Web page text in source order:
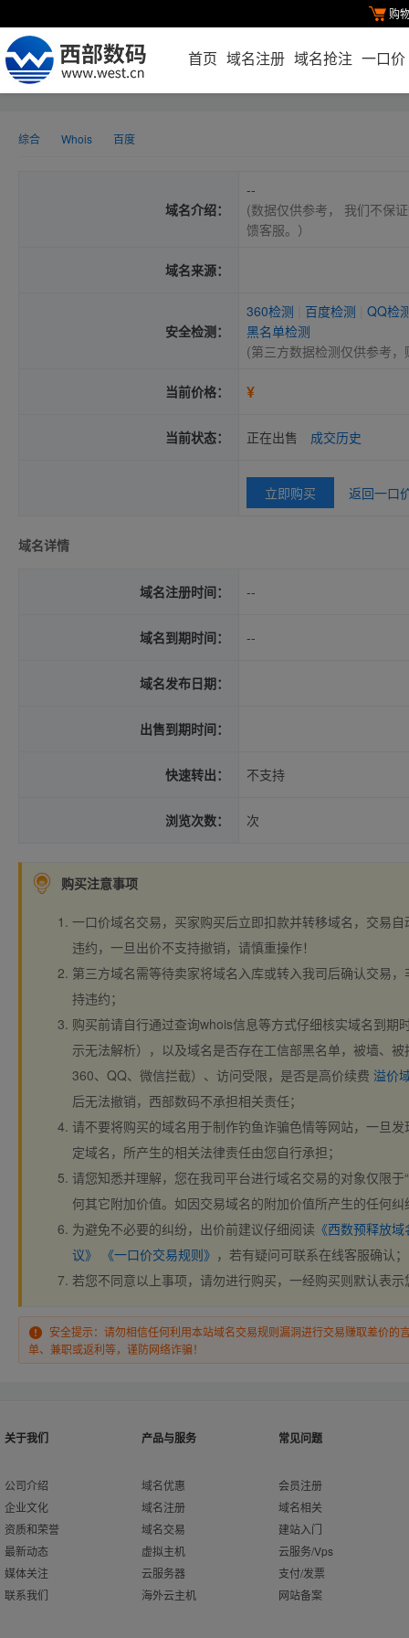
购
首页 域名注册 域名抢注 一口价
综合 Whois 百度
域名介绍：
--
(数据仅供参考， 我们不保
馈客服。）
域名来源：
安全检测：
360检测 百度检测
QQ检
黑名单检测
(第三方数据检测仅供参考
当前价格： ¥
当前状态： 正在出售 成交历史
立即购买 返回一口
域名详情
域名注册时间： --
域名到期时间： --
域名发布日期：
出售到期时间：
快速转出： 不支持
浏览次数： 次
购买注意事项
一口价域名交易，买家购买后立即扣款并转移域名，交易
违约，一旦出价不支持撤销，请慎重操作！
第三方域名需等待卖家将域名入库或转入我司后确认交易
持违约；
购买前请自行通过查询whois信息等方式仔细核实域名到期
示无法解析），以及域名是否存在工信部黑名单，被墙、
360、QQ、微信拦截）、访问受限，是否是高价续费 溢价
后无法撤销，西部数码不承担相关责任；
请不要将购买的域名用于制作钓鱼诈骗色情等网站，一旦
定域名，所产生的相关法律责任由您自行承担；
请您知悉并理解，您在我司平台进行域名交易的对象仅限于
何其它附加价值。如因交易域名的附加价值所产生的任何
为避免不必要的纠纷，出价前建议仔细阅读 《西数预释放
议》
《一口价交易规则》 ，若有疑问可联系在线客服确认；
若您不同意以上事项，请勿进行购买，一经购买则默认表
安全提示：请勿相信任何利用本站域名交易规则漏洞进行交易赚取差价的
单、兼职或返利等，谨防网络诈骗！
关于我们
公司介绍
企业文化
资质和荣誉
最新动态
媒体关注
联系我们
产品与服务
域名优惠
域名注册
域名交易
虚拟主机
云服务器
海外云主机
常见问题
会员注册
域名相关
建站入门
云服务/Vps
支付/发票
网站备案